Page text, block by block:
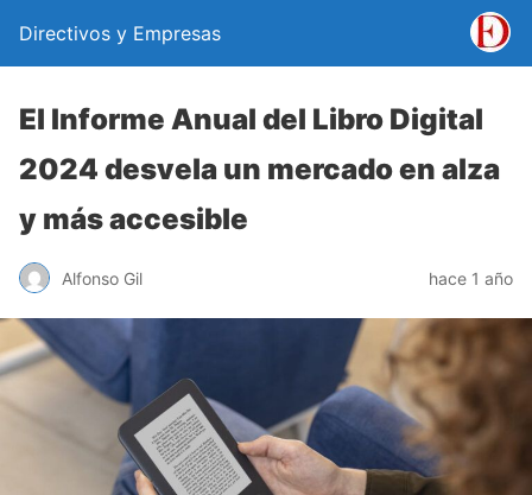
Directivos y Empresas
El Informe Anual del Libro Digital
2024 desvela un mercado en alza
y más accesible
Alfonso Gil hace 1 año